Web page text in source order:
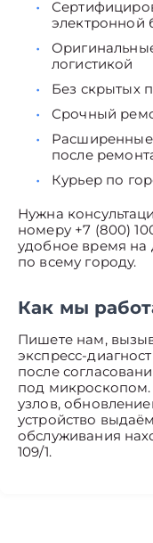
электронной
логистикой
Без скрытых
Срочный
Расширенные
после
Курьер по
Нужна
номеру +7 (800)
удобное время на
по всему городу.
Как мы
Пишете нам,
экспресс-
после
под
узлов,
устройство
обслуживания
109/1.